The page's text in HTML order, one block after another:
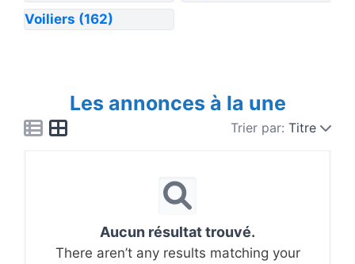
Voiliers (162)
Les annonces à la une
Trier par: Titre
Aucun résultat trouvé.
There aren’t any results matching your